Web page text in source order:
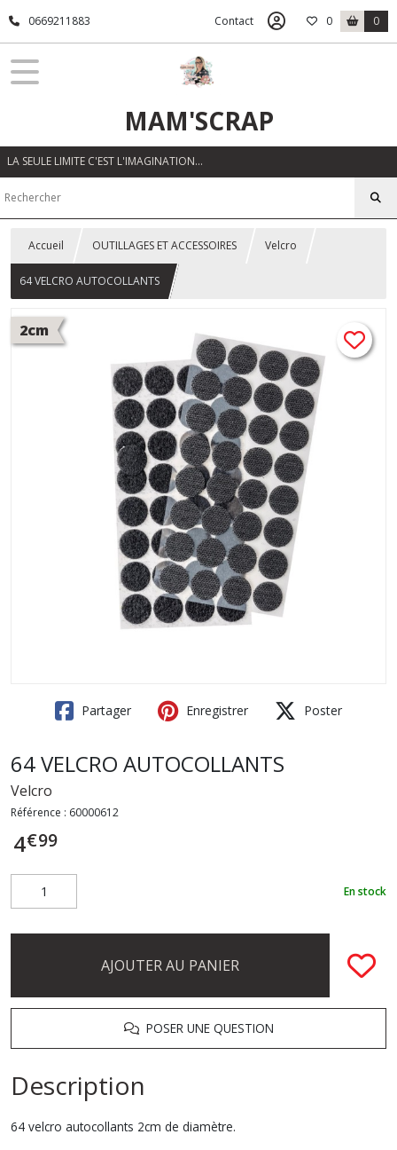
0669211883 Contact 0 0
MAM'SCRAP
LA SEULE LIMITE C'EST L'IMAGINATION…
Accueil OUTILLAGES ET ACCESSOIRES Velcro
64 VELCRO AUTOCOLLANTS
2cm
Partager Enregistrer Poster
64 VELCRO AUTOCOLLANTS
Velcro
Référence : 60000612
4€99
En stock
AJOUTER AU PANIER
POSER UNE QUESTION
Description
64 velcro autocollants 2cm de diamètre.